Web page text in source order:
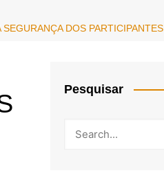
DOS PARTICIPANTES
Pesquisar